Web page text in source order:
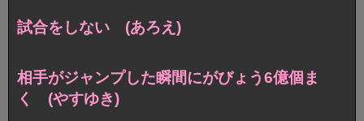
試合をしない (あろえ)
相手がジャンプした瞬間にがびょう6億個ま
く (やすゆき)